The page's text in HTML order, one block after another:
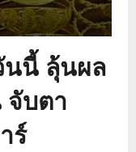
นนี้ ลุ้นผล
จับตา
ร์